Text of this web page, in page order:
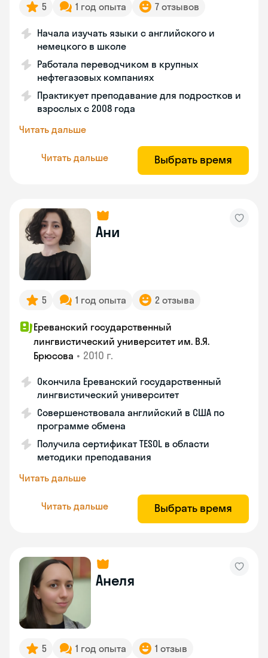
5 1 год опыта 7 отзывов
Начала изучать языки с английского и
немецкого в школе
Работала переводчиком в крупных
нефтегазовых компаниях
Практикует преподавание для подростков и
взрослых с 2008 года
Читать дальше
Читать дальше Выбрать время
Ани
5 1 год опыта 2 отзыва
Ереванский государственный
лингвистический университет им. В.Я.
Брюсова • 2010 г.
Окончила Ереванский государственный
лингвистический университет
Совершенствовала английский в США по
программе обмена
Получила сертификат TESOL в области
методики преподавания
Читать дальше
Читать дальше Выбрать время
Анеля
5 1 год опыта 1 отзыв